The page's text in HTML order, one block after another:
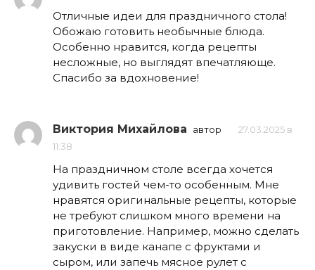
Отличные идеи для праздничного стола!
Обожаю готовить необычные блюда.
Особенно нравится, когда рецепты
несложные, но выглядят впечатляюще.
Спасибо за вдохновение!
Виктория Михайлова автор
27.03.2025 в
11:38
На праздничном столе всегда хочется
удивить гостей чем-то особенным. Мне
нравятся оригинальные рецепты, которые
не требуют слишком много времени на
приготовление. Например, можно сделать
закуски в виде канапе с фруктами и
сыром, или запечь мясное рулет с